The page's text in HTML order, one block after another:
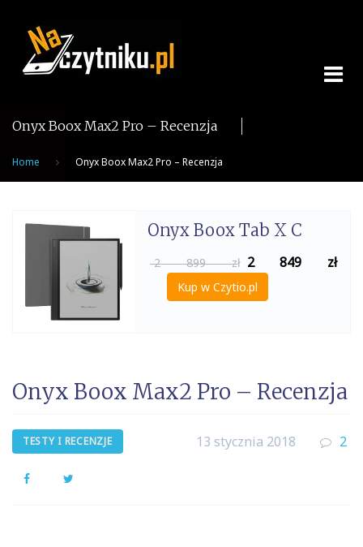
content
Onyx Boox Max2 Pro – Recenzja
Home Onyx Boox Max2 Pro – Recenzja
Onyx Boox Tab X C
2 899 zł 2 849 zł
Kup w Czytio.pl
Onyx Boox Max2 Pro – Recenzja
TESTY I RECENZJE 13 stycznia 2018 2
Facebook